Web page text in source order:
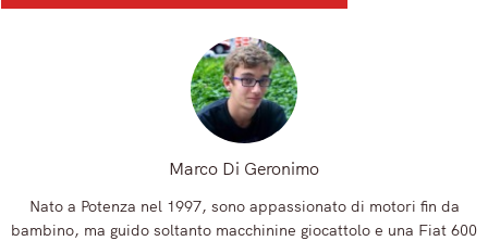
Marco Di Geronimo
Nato a Potenza nel 1997, sono appassionato di motori fin da
bambino, ma guido soltanto macchinine giocattolo e una Fiat 600